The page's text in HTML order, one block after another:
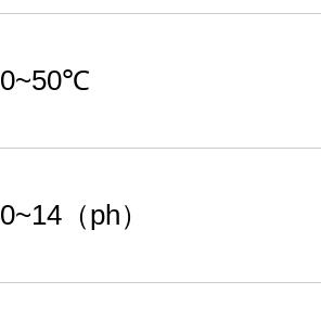
0~50℃
0~14（ph）